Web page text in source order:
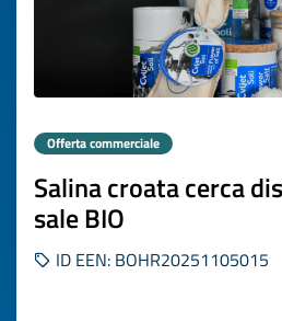
Offerta commerciale
Salina croata cerca
sale BIO
ID EEN: BOHR20251105015